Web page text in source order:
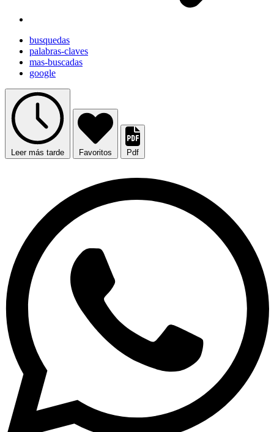
busquedas
palabras-claves
mas-buscadas
google
Leer más tarde Favoritos Pdf